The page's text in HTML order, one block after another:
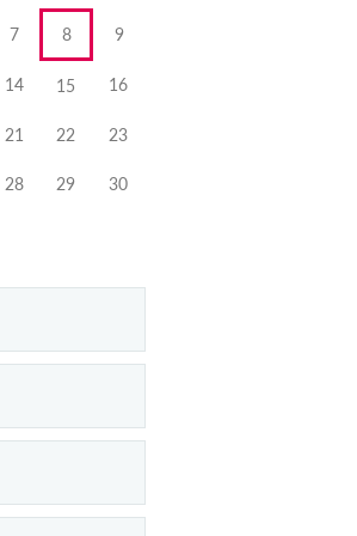
7 8 9
14 15 16
21 22 23
28 29 30